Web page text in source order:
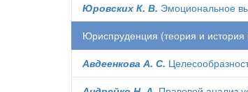
Юровских К. В. Эмоциональное
Юриспруденция (теория и история
Авдеенкова А. С.